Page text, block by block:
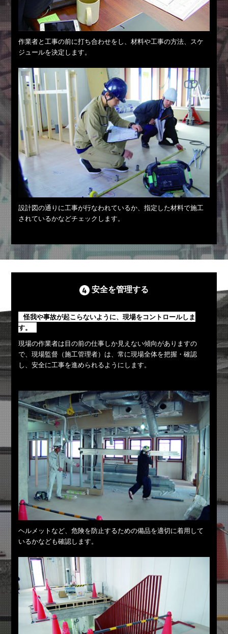
作業者と工事の前に打ち合わせをし、材料や工事の方法、スケ
ジュールを決定します。
設計図の通りに工事が行なわれているか、指定した材料で施工
されているかなどチェックします。
安全を管理する
怪我や事故が起こらないように、現場をコントロールしま
す。
現場の作業者は目の前の仕事しか見えない傾向がありますの
で、現場監督（施工管理者）は、常に現場全体を把握・確認
し、安全に工事を進められるようにします。
ヘルメットなど、危険を防止するための備品を適切に着用して
いるかなども確認します。